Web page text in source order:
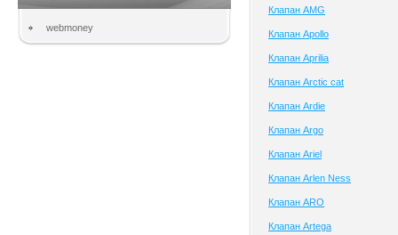
webmoney
Клапан AMG
Клапан Apollo
Клапан Aprilia
Клапан Arctic cat
Клапан Ardie
Клапан Argo
Клапан Ariel
Клапан Arlen Ness
Клапан ARO
Клапан Artega